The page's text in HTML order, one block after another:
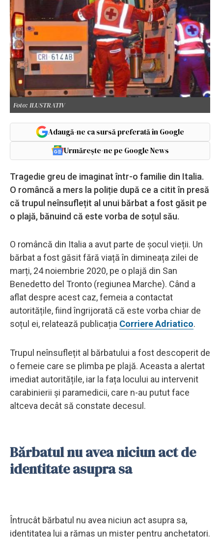
Foto: ILUSTRATIV
Adaugă-ne ca sursă preferată în Google
Urmărește-ne pe Google News
Tragedie greu de imaginat într-o familie din Italia.
O româncă a mers la poliție după ce a citit în presă
că trupul neînsuflețit al unui bărbat a fost găsit pe
o plajă, bănuind că este vorba de soțul său.
O româncă din Italia a avut parte de șocul vieții. Un
bărbat a fost găsit fără viață în dimineața zilei de
marți, 24 noiembrie 2020, pe o plajă din San
Benedetto del Tronto (regiunea Marche). Când a
aflat despre acest caz, femeia a contactat
autoritățile, fiind îngrijorată că este vorba chiar de
soțul ei, relatează publicația Corriere Adriatico.
Trupul neînsuflețit al bărbatului a fost descoperit de
o femeie care se plimba pe plajă. Aceasta a alertat
imediat autoritățile, iar la fața locului au intervenit
carabinierii și paramedicii, care n-au putut face
altceva decât să constate decesul.
Bărbatul nu avea niciun act de
identitate asupra sa
Întrucât bărbatul nu avea niciun act asupra sa,
identitatea lui a rămas un mister pentru anchetatori.